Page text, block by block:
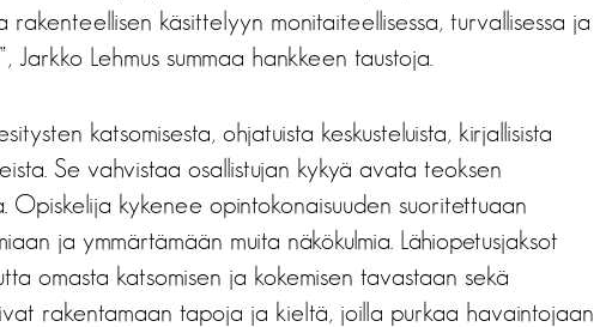
rakenteellisen käsittelyyn monitaiteellisessa, turvallisessa ja
Jarkko Lehmus summaa hankkeen taustoja.
katsomisesta, ohjatuista keskusteluista, kirjallisista
Se vahvistaa osallistujan kykyä avata teoksen
Opiskelija kykenee opintokonaisuuden suoritettuaan
ja ymmärtämään muita näkökulmia. Lähiopetusjaksot
omasta katsomisen ja kokemisen tavastaan sekä
rakentamaan tapoja ja kieltä, joilla purkaa havaintojaan